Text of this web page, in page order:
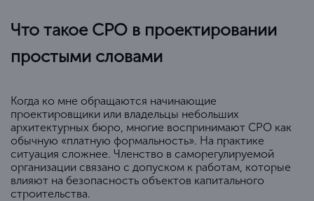
Что такое СРО в проектировании
простыми словами
Когда ко мне обращаются начинающие
проектировщики или владельцы небольших
архитектурных бюро, многие воспринимают СРО как
обычную «платную формальность». На практике
ситуация сложнее. Членство в саморегулируемой
организации связано с допуском к работам, которые
влияют на безопасность объектов капитального
строительства.